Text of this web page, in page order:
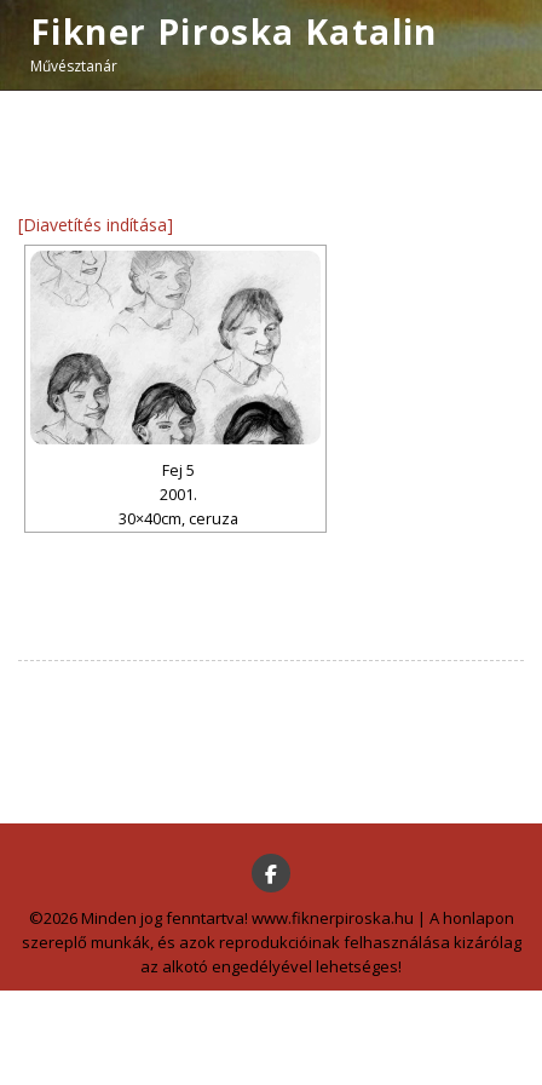
Fikner Piroska Katalin
Művésztanár
[Diavetítés indítása]
Fej 5
2001.
30×40cm, ceruza
©2026 Minden jog fenntartva! www.fiknerpiroska.hu | A honlapon
szereplő munkák, és azok reprodukcióinak felhasználása kizárólag
az alkotó engedélyével lehetséges!